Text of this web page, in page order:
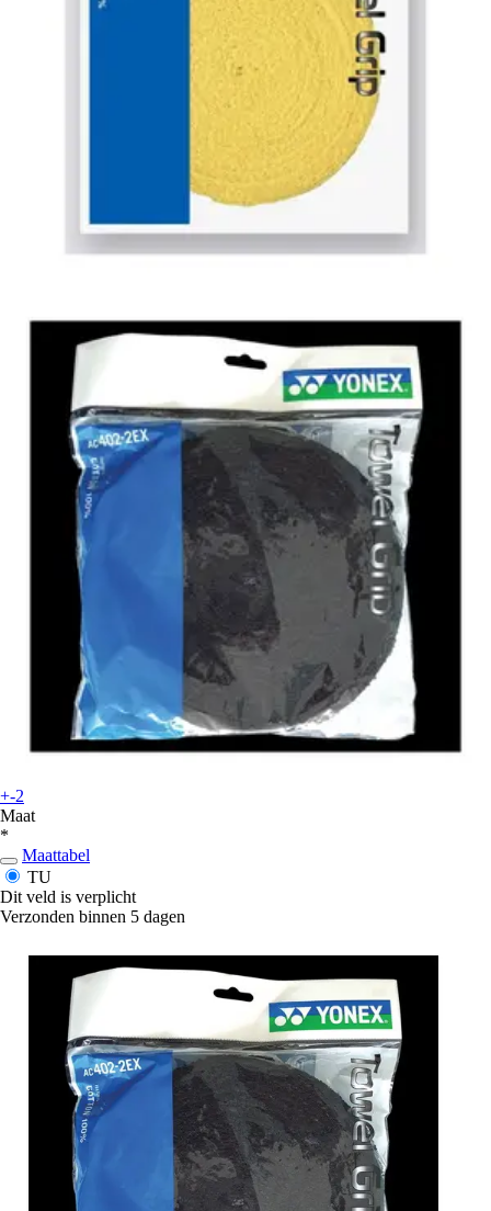
+-2
Maat
*
Maattabel
TU
Dit veld is verplicht
Verzonden binnen 5 dagen